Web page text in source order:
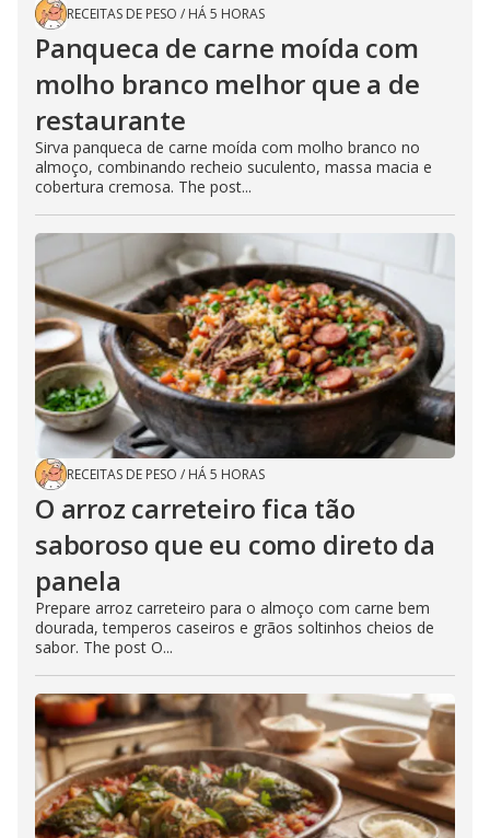
RECEITAS DE PESO / HÁ 5 HORAS
Panqueca de carne moída com
molho branco melhor que a de
restaurante
Sirva panqueca de carne moída com molho branco no
almoço, combinando recheio suculento, massa macia e
cobertura cremosa. The post...
RECEITAS DE PESO / HÁ 5 HORAS
O arroz carreteiro fica tão
saboroso que eu como direto da
panela
Prepare arroz carreteiro para o almoço com carne bem
dourada, temperos caseiros e grãos soltinhos cheios de
sabor. The post O...